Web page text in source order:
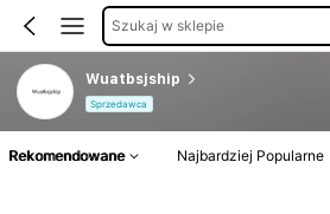
Szukaj w sklepie
Wuatbsjship
Sprzedawca
Rekomendowane Najbardziej Popularne